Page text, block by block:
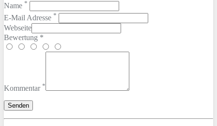
Name *
E-Mail Adresse *
Webseite
Bewertung *
Kommentar *